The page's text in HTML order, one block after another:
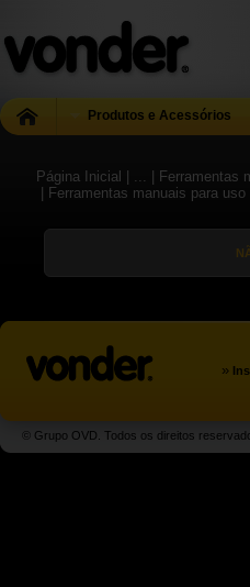
Produtos e Acessórios
Página Inicial | ...
|
| Ferramentas manuais para uso
»
© Grupo OVD. Todos os direitos